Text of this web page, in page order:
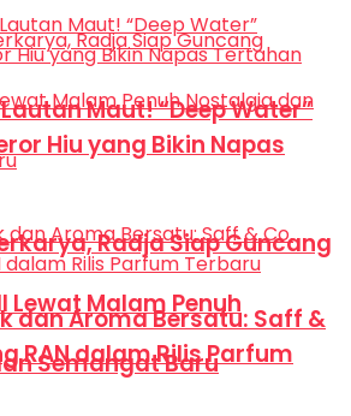
Radja Siap Guncang
Lewat Malam Penuh
Semangat Baru
Maut! “Deep Water”
Hiu yang Bikin Napas
dan Aroma Bersatu: Saff &
RAN dalam Rilis Parfum